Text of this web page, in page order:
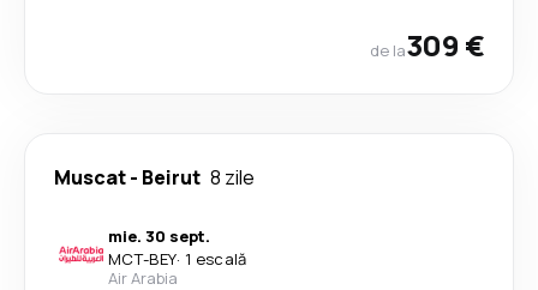
de la309 €
Muscat- Beirut 8 zile
mie. 30 sept.
MCT-BEY· 1 escală
Air Arabia